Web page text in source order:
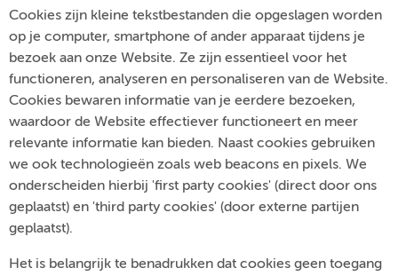
Cookies zijn kleine tekstbestanden die opgeslagen worden
op je computer, smartphone of ander apparaat tijdens je
bezoek aan onze Website. Ze zijn essentieel voor het
functioneren, analyseren en personaliseren van de Website.
Cookies bewaren informatie van je eerdere bezoeken,
waardoor de Website effectiever functioneert en meer
relevante informatie kan bieden. Naast cookies gebruiken
we ook technologieën zoals web beacons en pixels. We
onderscheiden hierbij 'first party cookies' (direct door ons
geplaatst) en 'third party cookies' (door externe partijen
geplaatst).
Het is belangrijk te benadrukken dat cookies geen toegang